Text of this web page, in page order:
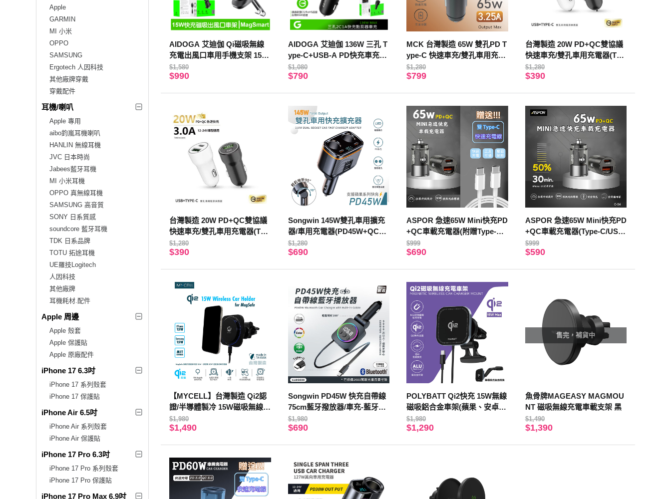
Apple
GARMIN
MI 小米
OPPO
SAMSUNG
Ergotech 人因科技
其他廠牌穿戴
穿戴配件
耳機/喇叭
Apple 專用
aibo鈞嵐耳機喇叭
HANLIN 無線耳機
JVC 日本時尚
Jabees藍牙耳機
MI 小米耳機
OPPO 真無線耳機
SAMSUNG 高音質
SONY 日系質感
soundcore 藍牙耳機
TDK 日系品牌
TOTU 拓途耳機
UE羅技Logitech
人因科技
其他廠牌
耳機耗材.配件
Apple 周邊
Apple 殼套
Apple 保護貼
Apple 原廠配件
iPhone 17 6.3吋
iPhone 17 系列殼套
iPhone 17 保護貼
iPhone Air 6.5吋
iPhone Air 系列殼套
iPhone Air 保護貼
iPhone 17 Pro 6.3吋
iPhone 17 Pro 系列殼套
iPhone 17 Pro 保護貼
iPhone 17 Pro Max 6.9吋
AIDOGA 艾迪伽 Qi磁吸無線
充電出風口車用手機支架 15W
快充 MagSmart系列 1M 兼容
MagSafe
$1,580
$990
AIDOGA 艾迪伽 136W 三孔 T
ype-C+USB-A PD快充車充點
菸器車用充電器 LED FastPul
se系列
$1,080
$790
MCK 台灣製造 65W 雙孔PD T
ype-C 快速車充/雙孔車用充電
器(雙孔Type-C)
$1,280
$799
台灣製造 20W PD+QC雙協議
快速車充/雙孔車用充電器(Typ
e-C/USB-A) 黑色
$1,280
$390
台灣製造 20W PD+QC雙協議
快速車充/雙孔車用充電器(Typ
e-C/USB-A) 白色
$1,280
$390
Songwin 145W雙孔車用擴充
器/車用充電器(PD45W+QC3.
0/數顯電壓/90度可彎折)
$1,280
$690
ASPOR 急速65W Mini快充PD
+QC車載充電器(附贈Type-C
充電線)
$999
$690
ASPOR 急速65W Mini快充PD
+QC車載充電器(Type-C/USB-
A)
$999
$590
【MYCELL】台灣製造 Qi2認
證/半導體製冷 15W磁吸無線車
架充電組
$1,980
$1,490
Songwin PD45W 快充自帶線
75cm藍牙撥放器/車充-藍牙免
持車用(180度輕鬆彎折)
$1,980
$690
POLYBATT Qi2快充 15W無線
磁吸鋁合金車架(蘋果、安卓通
用款)
$1,980
$1,290
售完，補貨中
魚骨牌MAGEASY MAGMOU
NT 磁吸無線充電車載支架 黑
$1,490
$1,390